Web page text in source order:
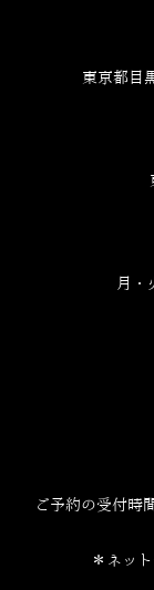
東京都目
月・
ご予約の受付時
＊ネッ